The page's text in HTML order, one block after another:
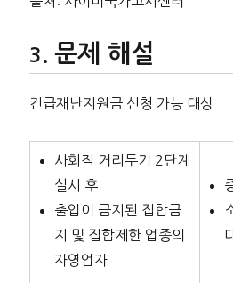
문제 해설
긴급재난지원금 신청 가능 대상
사회적 거리두기 2단계
실시 후
출입이 금지된 집합금
지 및 집합제한 업종의
자영업자